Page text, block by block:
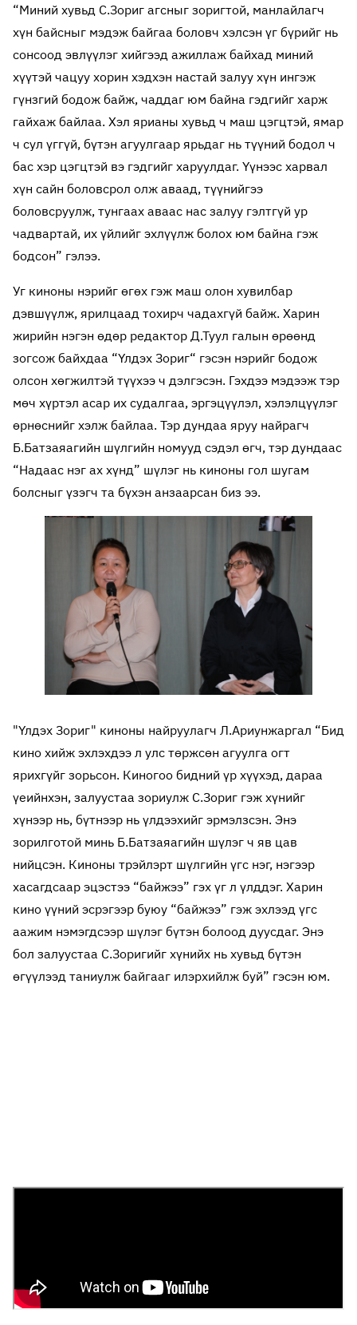
“Миний хувьд С.Зориг агсныг зоригтой, манлайлагч
хүн байсныг мэдэж байгаа боловч хэлсэн үг бүрийг нь
сонсоод эвлүүлэг хийгээд ажиллаж байхад миний
хүүтэй чацуу хорин хэдхэн настай залуу хүн ингэж
гүнзгий бодож байж, чаддаг юм байна гэдгийг харж
гайхаж байлаа. Хэл ярианы хувьд ч маш цэгцтэй, ямар
ч сул үггүй, бүтэн агуулгаар ярьдаг нь түүний бодол ч
бас хэр цэгцтэй вэ гэдгийг харуулдаг. Үүнээс харвал
хүн сайн боловсрол олж аваад, түүнийгээ
боловсруулж, тунгаах аваас нас залуу гэлтгүй ур
чадвартай, их үйлийг эхлүүлж болох юм байна гэж
бодсон” гэлээ.
Уг киноны нэрийг өгөх гэж маш олон хувилбар
дэвшүүлж, ярилцаад тохирч чадахгүй байж. Харин
жирийн нэгэн өдөр редактор Д.Туул галын өрөөнд
зогсож байхдаа “Үлдэх Зориг“ гэсэн нэрийг бодож
олсон хөгжилтэй түүхээ ч дэлгэсэн. Гэхдээ мэдээж тэр
мөч хүртэл асар их судалгаа, эргэцүүлэл, хэлэлцүүлэг
өрнөснийг хэлж байлаа. Тэр дундаа яруу найрагч
Б.Батзаяагийн шүлгийн номууд сэдэл өгч, тэр дундаас
“Надаас нэг ах хүнд” шүлэг нь киноны гол шугам
болсныг үзэгч та бүхэн анзаарсан биз ээ.
"Үлдэх Зориг" киноны найруулагч Л.Ариунжаргал “Бид
кино хийж эхлэхдээ л улс төржсөн агуулга огт
ярихгүйг зорьсон. Киногоо бидний үр хүүхэд, дараа
үеийнхэн, залуустаа зориулж С.Зориг гэж хүнийг
хүнээр нь, бүтнээр нь үлдээхийг эрмэлзсэн. Энэ
зорилготой минь Б.Батзаяагийн шүлэг ч яв цав
нийцсэн. Киноны трэйлэрт шүлгийн үгс нэг, нэгээр
хасагдсаар эцэстээ “байжээ” гэх үг л үлддэг. Харин
кино үүний эсрэгээр буюу “байжээ” гэж эхлээд үгс
аажим нэмэгдсээр шүлэг бүтэн болоод дуусдаг. Энэ
бол залуустаа С.Зоригийг хүнийх нь хувьд бүтэн
өгүүлээд таниулж байгааг илэрхийлж буй” гэсэн юм.